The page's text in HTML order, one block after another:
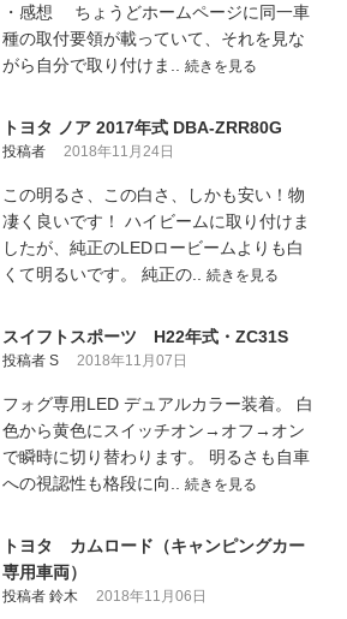
・感想 ちょうどホームページに同一車
種の取付要領が載っていて、それを見な
がら自分で取り付けま.. 続きを見る
トヨタ ノア 2017年式 DBA-ZRR80G
投稿者 2018年11月24日
この明るさ、この白さ、しかも安い！物
凄く良いです！ ハイビームに取り付けま
したが、純正のLEDロービームよりも白
くて明るいです。 純正の.. 続きを見る
スイフトスポーツ H22年式・ZC31S
投稿者 S 2018年11月07日
フォグ専用LED デュアルカラー装着。 白
色から黄色にスイッチオン→オフ→オン
で瞬時に切り替わります。 明るさも自車
への視認性も格段に向.. 続きを見る
トヨタ カムロード（キャンピングカー
専用車両）
投稿者 鈴木 2018年11月06日